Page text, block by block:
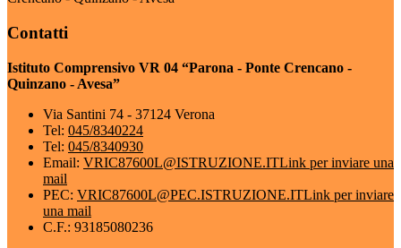
Contatti
Istituto Comprensivo VR 04 “Parona - Ponte Crencano -
Quinzano - Avesa”
Via Santini 74 - 37124 Verona
Tel: 045/8340224
Tel: 045/8340930
Email: VRIC87600L@ISTRUZIONE.ITLink per inviare una
mail
PEC: VRIC87600L@PEC.ISTRUZIONE.ITLink per inviare
una mail
C.F.: 93185080236